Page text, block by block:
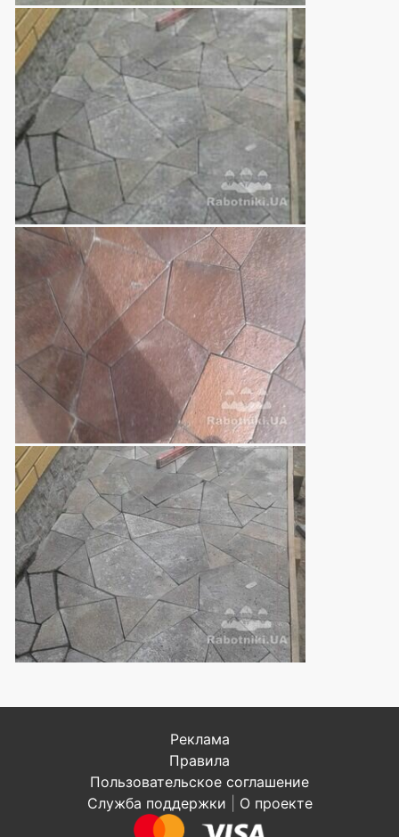
Реклама
Правила
Пользовательское соглашение
Служба поддержки
О проекте